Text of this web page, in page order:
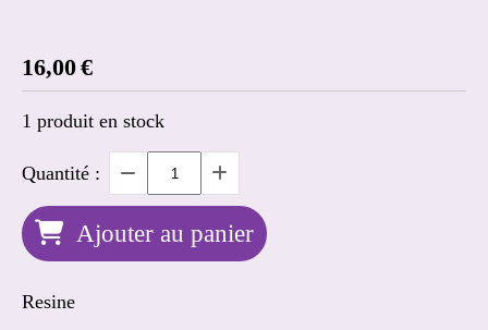
16,00€
1 produit en stock
Quantité :
Ajouter au panier
Resine